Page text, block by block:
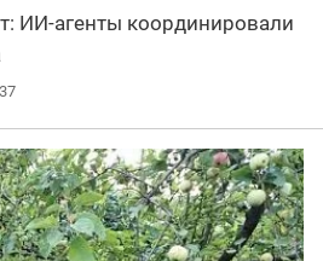
ИИ-агенты координировали